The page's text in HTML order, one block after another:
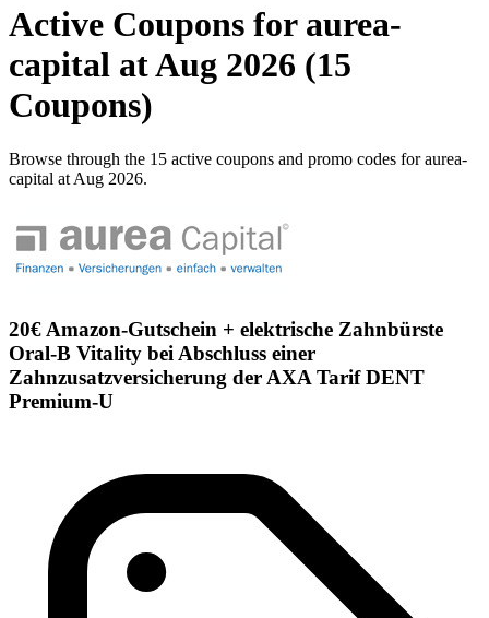
Active Coupons for aurea-
capital at Aug 2026 (15
Coupons)
Browse through the 15 active coupons and promo codes for aurea-
capital at Aug 2026.
20€ Amazon-Gutschein + elektrische Zahnbürste
Oral-B Vitality bei Abschluss einer
Zahnzusatzversicherung der AXA Tarif DENT
Premium-U